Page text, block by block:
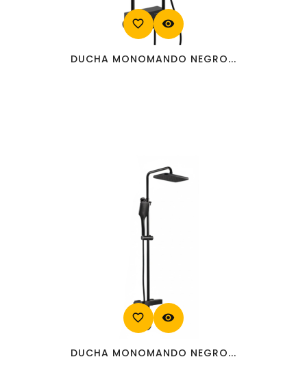
favorite_border visibility
DUCHA MONOMANDO NEGRO...
favorite_border visibility
DUCHA MONOMANDO NEGRO...